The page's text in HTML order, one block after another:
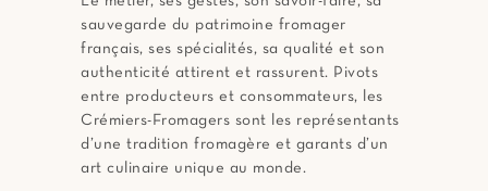
sauvegarde du patrimoine fromager
français, ses spécialités, sa qualité et son
authenticité attirent et rassurent. Pivots
entre producteurs et consommateurs, les
Crémiers-Fromagers sont les représentants
d’une tradition fromagère et garants d’un
art culinaire unique au monde.